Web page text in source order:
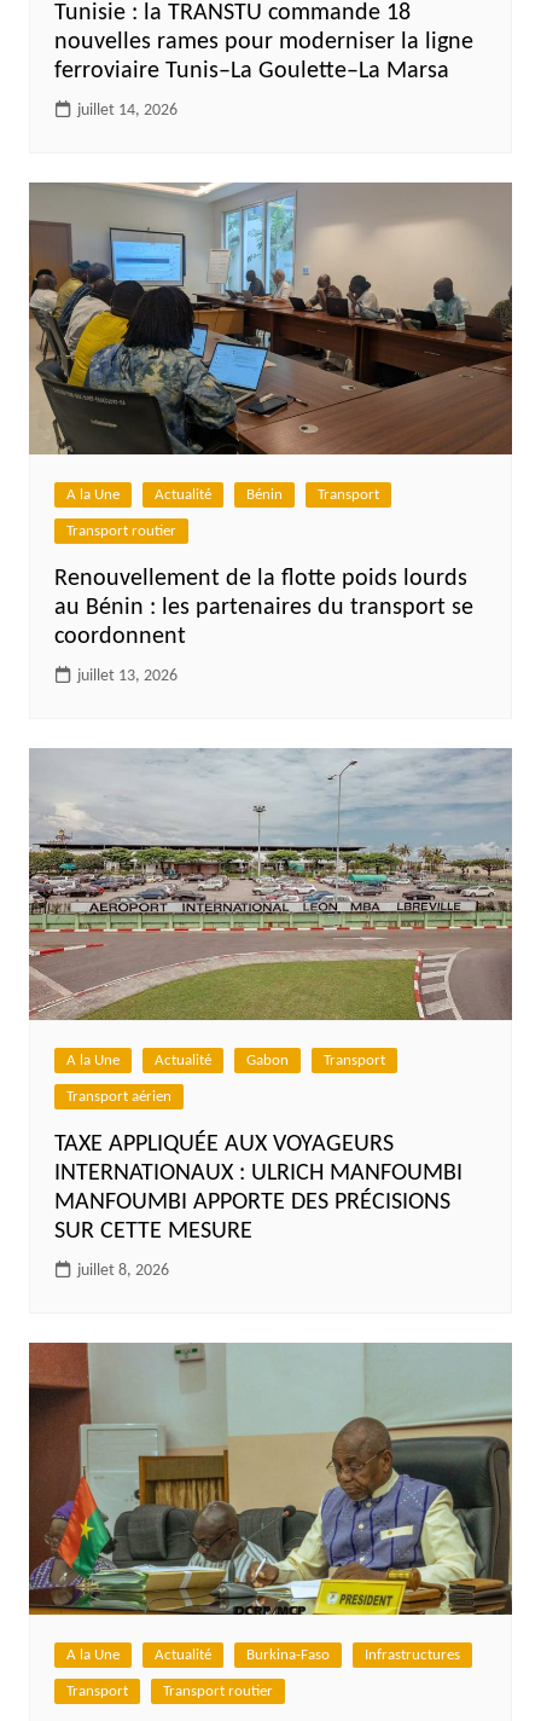
Tunisie : la TRANSTU commande 18
nouvelles rames pour moderniser la ligne
ferroviaire Tunis–La Goulette–La Marsa
juillet 14, 2026
A la Une Actualité Bénin Transport
Transport routier
Renouvellement de la flotte poids lourds
au Bénin : les partenaires du transport se
coordonnent
juillet 13, 2026
A la Une Actualité Gabon Transport
Transport aérien
TAXE APPLIQUÉE AUX VOYAGEURS
INTERNATIONAUX : ULRICH MANFOUMBI
MANFOUMBI APPORTE DES PRÉCISIONS
SUR CETTE MESURE
juillet 8, 2026
A la Une Actualité Burkina-Faso Infrastructures
Transport Transport routier